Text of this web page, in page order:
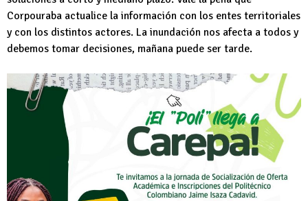
Corpouraba actualice la información con los entes territoriales
y con los distintos actores. La inundación nos afecta a todos y
debemos tomar decisiones, mañana puede ser tarde.